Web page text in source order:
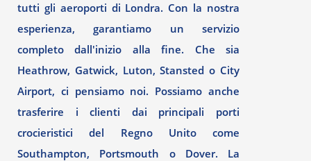
tutti gli aeroporti di Londra. Con la nostra
esperienza, garantiamo un servizio
completo dall'inizio alla fine. Che sia
Heathrow, Gatwick, Luton, Stansted o City
Airport, ci pensiamo noi. Possiamo anche
trasferire i clienti dai principali porti
crocieristici del Regno Unito come
Southampton, Portsmouth o Dover. La